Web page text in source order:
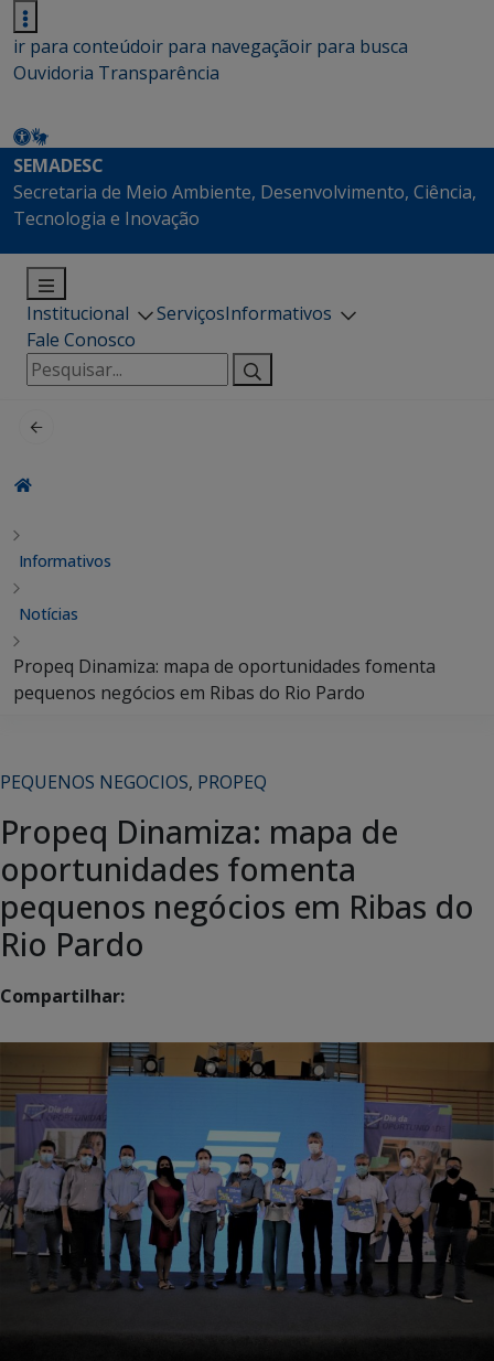
ir para conteúdoir para navegaçãoir para busca
Ouvidoria Transparência
SEMADESC
Secretaria de Meio Ambiente, Desenvolvimento, Ciência,
Tecnologia e Inovação
Institucional ServiçosInformativos
Fale Conosco
Pesquisar
por:
Informativos
Notícias
Propeq Dinamiza: mapa de oportunidades fomenta
pequenos negócios em Ribas do Rio Pardo
PEQUENOS NEGOCIOS, PROPEQ
Propeq Dinamiza: mapa de
oportunidades fomenta
pequenos negócios em Ribas do
Rio Pardo
Compartilhar: